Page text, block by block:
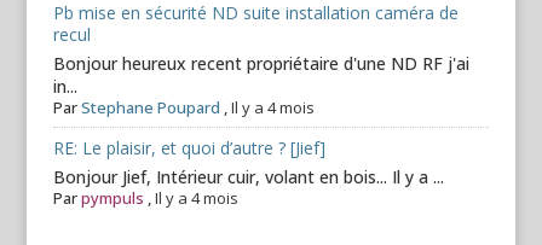
Pb mise en sécurité ND suite installation caméra de
recul
Bonjour heureux recent propriétaire d'une ND RF j'ai
in...
ParStephane Poupard ,Il y a 4 mois
RE: Le plaisir, et quoi d’autre ? [Jief]
Bonjour Jief, Intérieur cuir, volant en bois... Il y a ...
Parpympuls ,Il y a 4 mois